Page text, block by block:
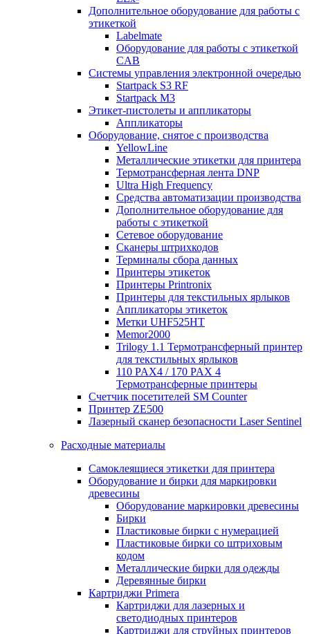
Дополнительное оборудование для работы с
этикеткой
Labelmate
Оборудование для работы с этикеткой
CAB
Системы управления электронной очередью
Startpack S3 RF
Startpack M3
Этикет-пистолеты и аппликаторы
Аппликаторы
Оборудование, снятое с производства
YellowLine
Металлические этикетки для принтера
Термотрансферная лента DNP
Ultra High Frequency
Средства автоматизации производства
Дополнительное оборудование для
работы с этикеткой
Сетевое оборудование
Сканеры штрихкодов
Терминалы сбора данных
Принтеры этикеток
Принтеры Printronix
Принтеры для текстильных ярлыков
Аппликаторы этикеток
Метки UHF525HT
Memor2000
Trilogy 1.1 Термотрансферный принтер
для текстильных ярлыков
110 PAX4 / 170 PAX 4
Термотрансферные принтеры
Счетчик посетителей SM Counter
Принтер ZE500
Лазерный сканер безопасности Laser Sentinel
Расходные материалы
Самоклеящиеся этикетки для принтера
Оборудование и бирки для маркировки
древесины
Оборудование маркировки древесины
Бирки
Пластиковые бирки с нумерацией
Пластиковые бирки со штриховым
кодом
Металлические бирки для одежды
Деревянные бирки
Картриджи Primera
Картриджи для лазерных и
светодиодных принтеров
Картриджи для струйных принтеров